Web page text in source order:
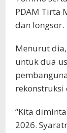
PDAM Tirta
dan longsor.
Menurut
untuk dua
rekonstruksi
“Kita
2026.